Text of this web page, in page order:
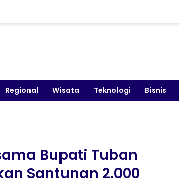
Regional Wisata Teknologi Bisnis
Bupati Tuban
Santunan 2.000